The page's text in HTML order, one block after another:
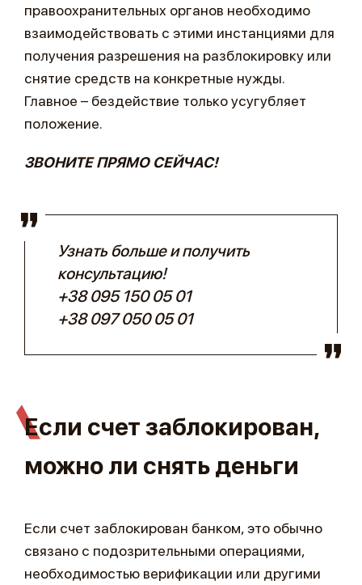
правоохранительных органов необходимо
взаимодействовать с этими инстанциями для
получения разрешения на разблокировку или
снятие средств на конкретные нужды.
Главное – бездействие только усугубляет
положение.
ЗВОНИТЕ ПРЯМО СЕЙЧАС!
Узнать больше и получить
консультацию!
+38 095 150 05 01
+38 097 050 05 01
Если счет заблокирован,
можно ли снять деньги
Если счет заблокирован банком, это обычно
связано с подозрительными операциями,
необходимостью верификации или другими